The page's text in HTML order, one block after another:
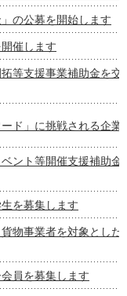
の公募を開始します
催します
等支援事業補助金を交
ド」に挑戦される企業
ント等開催支援補助金
を募集します
物事業者を対象とした
員を募集します